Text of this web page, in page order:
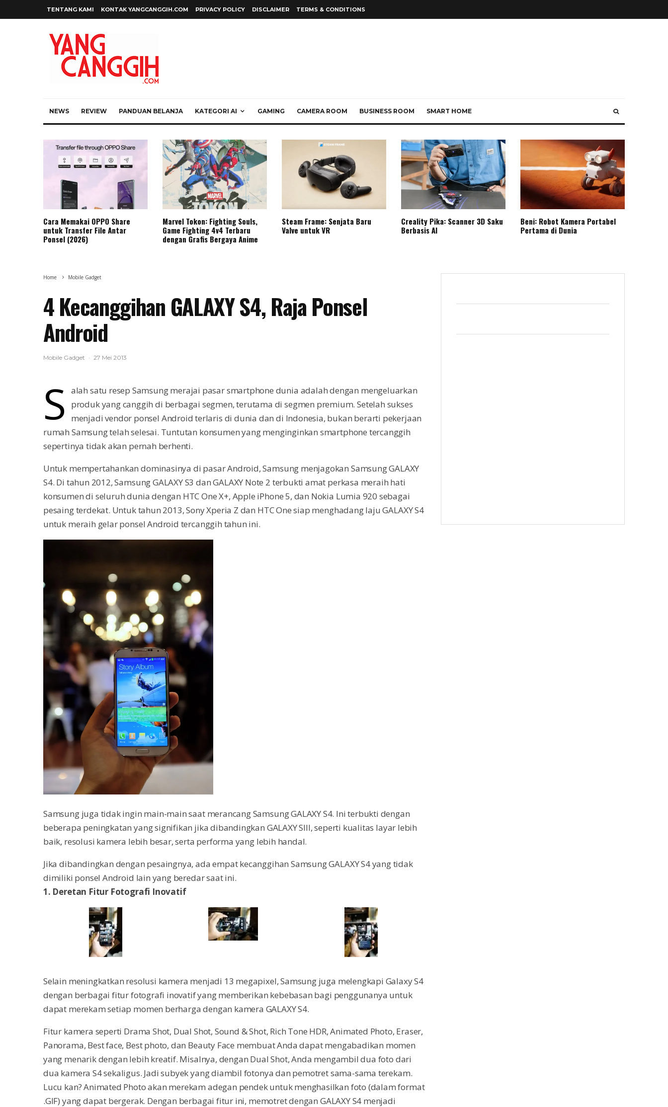
TENTANG KAMI KONTAK YANGCANGGIH.COM PRIVACY POLICY DISCLAIMER TERMS & CONDITIONS
NEWS REVIEW PANDUAN BELANJA KATEGORI AI GAMING CAMERA ROOM BUSINESS ROOM SMART HOME
Cara Memakai OPPO Share
untuk Transfer File Antar
Ponsel (2026)
Marvel Tokon: Fighting Souls,
Game Fighting 4v4 Terbaru
dengan Grafis Bergaya Anime
Steam Frame: Senjata Baru
Valve untuk VR
Creality Pika: Scanner 3D Saku
Berbasis AI
Beni: Robot Kamera Portabel
Pertama di Dunia
Home Mobile Gadget
4 Kecanggihan GALAXY S4, Raja Ponsel
Android
Mobile Gadget · 27 Mei 2013
S alah satu resep Samsung merajai pasar smartphone dunia adalah dengan mengeluarkan
produk yang canggih di berbagai segmen, terutama di segmen premium. Setelah sukses
menjadi vendor ponsel Android terlaris di dunia dan di Indonesia, bukan berarti pekerjaan
rumah Samsung telah selesai. Tuntutan konsumen yang menginginkan smartphone tercanggih
sepertinya tidak akan pernah berhenti.
Untuk mempertahankan dominasinya di pasar Android, Samsung menjagokan Samsung GALAXY
S4. Di tahun 2012, Samsung GALAXY S3 dan GALAXY Note 2 terbukti amat perkasa meraih hati
konsumen di seluruh dunia dengan HTC One X+, Apple iPhone 5, dan Nokia Lumia 920 sebagai
pesaing terdekat. Untuk tahun 2013, Sony Xperia Z dan HTC One siap menghadang laju GALAXY S4
untuk meraih gelar ponsel Android tercanggih tahun ini.
Samsung juga tidak ingin main-main saat merancang Samsung GALAXY S4. Ini terbukti dengan
beberapa peningkatan yang signifikan jika dibandingkan GALAXY SIII, seperti kualitas layar lebih
baik, resolusi kamera lebih besar, serta performa yang lebih handal.
Jika dibandingkan dengan pesaingnya, ada empat kecanggihan Samsung GALAXY S4 yang tidak
dimiliki ponsel Android lain yang beredar saat ini.
1. Deretan Fitur Fotografi Inovatif
Selain meningkatkan resolusi kamera menjadi 13 megapixel, Samsung juga melengkapi Galaxy S4
dengan berbagai fitur fotografi inovatif yang memberikan kebebasan bagi penggunanya untuk
dapat merekam setiap momen berharga dengan kamera GALAXY S4.
Fitur kamera seperti Drama Shot, Dual Shot, Sound & Shot, Rich Tone HDR, Animated Photo, Eraser,
Panorama, Best face, Best photo, dan Beauty Face membuat Anda dapat mengabadikan momen
yang menarik dengan lebih kreatif. Misalnya, dengan Dual Shot, Anda mengambil dua foto dari
dua kamera S4 sekaligus. Jadi subyek yang diambil fotonya dan pemotret sama-sama terekam.
Lucu kan? Animated Photo akan merekam adegan pendek untuk menghasilkan foto (dalam format
.GIF) yang dapat bergerak. Dengan berbagai fitur ini, memotret dengan GALAXY S4 menjadi